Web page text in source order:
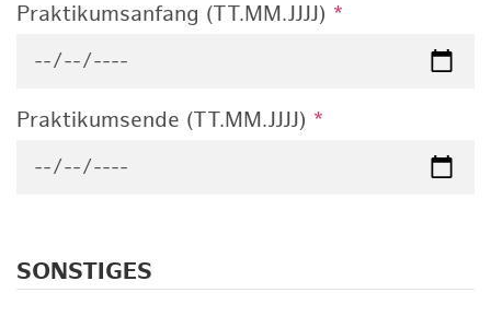
Praktikumsanfang (TT.MM.JJJJ) *
Praktikumsende (TT.MM.JJJJ) *
SONSTIGES